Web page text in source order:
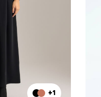
+1